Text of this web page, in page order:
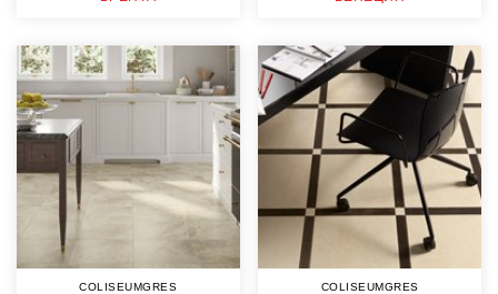
COLISEUMGRES COLISEUMGRES